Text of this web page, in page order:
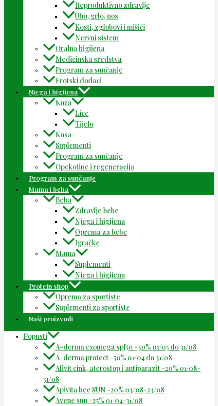
Reproduktivno zdravlje
Uho, grlo, nos
Kosti, zglobovi i mišići
Nervni sistem
Oralna higijena
Medicinska sredstva
Program za sunčanje
Erotski dodaci
Njega i higijena
Koža
Lice
Tijelo
Kosa
Suplementi
Program za sunčanje
Opekotine i regeneracija
Program za sunčanje
Mama i beba
Beba
Zdravlje bebe
Njega i higijena
Oprema za bebe
Igračke
Mama
Suplementi
Njega i higijena
Protein shop
Oprema za sportiste
Suplementi za sportiste
Naši proizvodi
Popusti
A-derma exomega spf50 -30% 01/05 do 31/08
A-derma protect -50% 01/04 do 31/08
Alivit cink, aterostop i antiparazit -20% 01/08-
31/08
Apivita bee SUN -20% 03/08-23/08
Avene sun -25% 01/04-31/08